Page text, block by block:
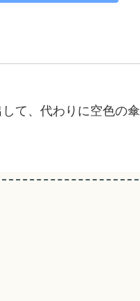
て、代わりに空色の傘